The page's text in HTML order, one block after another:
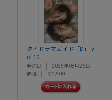
タイドラマガイド「D」 v
ol.10
発売日
2025年08月26日
価格
￥2,500